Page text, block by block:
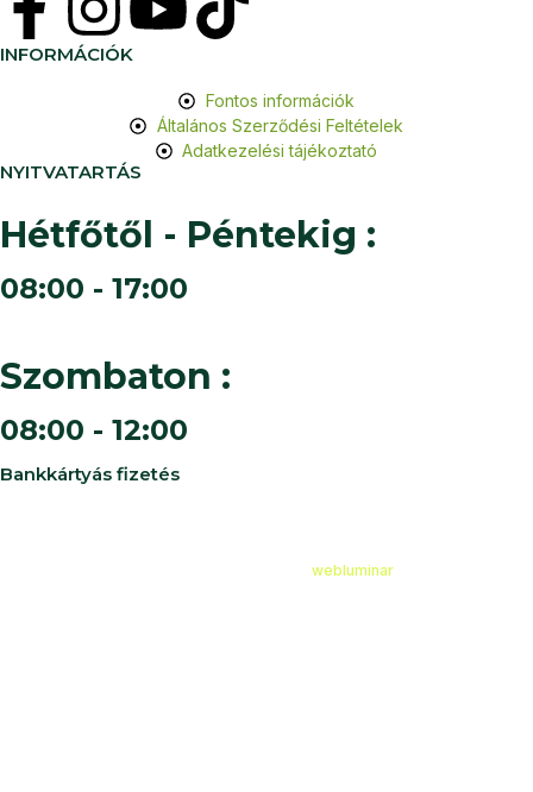
INFORMÁCIÓK
Fontos információk
Általános Szerződési Feltételek
Adatkezelési tájékoztató
NYITVATARTÁS
Hétfőtől - Péntekig :
08:00 - 17:00
Szombaton :
08:00 - 12:00
Bankkártyás fizetés
webluminar